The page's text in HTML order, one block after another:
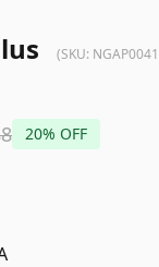
(SKU:
20% OFF